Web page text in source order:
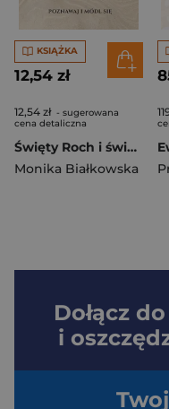
KSIĄŻKA
12,54 zł
12,54 zł - sugerowana
cena detaliczna
Święty Roch i święci od spraw beznadziejnych Poznawaj i módl się Modlitewnik
Monika Białkowska
Dołącz do
i